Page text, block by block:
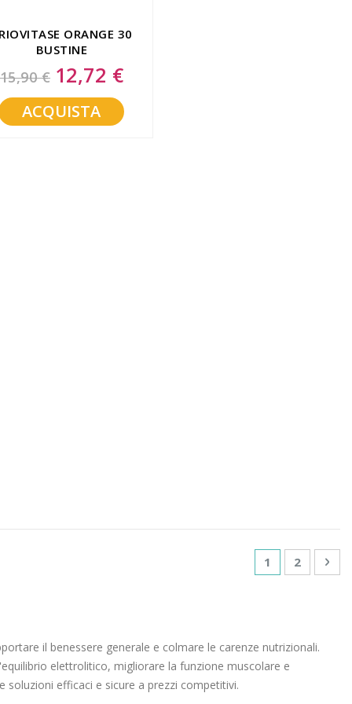
ORANGE 30
BUSTINE
15,90 € Special
Price
12,72 €
ACQUISTA
Pagina
Attualmente
1 Pagina
2
il benessere generale e colmare le carenze nutrizionali.
elettrolitico, migliorare la funzione muscolare e
soluzioni efficaci e sicure a prezzi competitivi.